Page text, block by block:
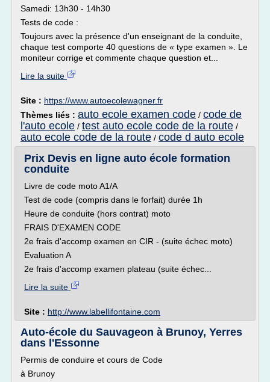
Samedi: 13h30 - 14h30
Tests de code :
Toujours avec la présence d'un enseignant de la conduite,
chaque test comporte 40 questions de « type examen ». Le
moniteur corrige et commente chaque question et...
Lire la suite
Site : https://www.autoecolewagner.fr
Thèmes liés : auto ecole examen code / code de
l'auto ecole / test auto ecole code de la route /
auto ecole code de la route / code d auto ecole
Prix Devis en ligne auto école formation
conduite
Livre de code moto A1/A
Test de code (compris dans le forfait) durée 1h
Heure de conduite (hors contrat) moto
FRAIS D'EXAMEN CODE
2e frais d'accomp examen en CIR - (suite échec moto)
Evaluation A
2e frais d'accomp examen plateau (suite échec...
Lire la suite
Site : http://www.labellifontaine.com
Auto-école du Sauvageon à Brunoy, Yerres
dans l'Essonne
Permis de conduire et cours de Code
à Brunoy